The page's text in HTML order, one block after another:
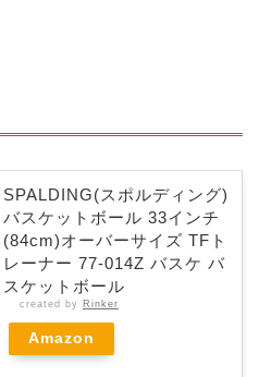
SPALDING(スポルディング)
バスケットボール 33インチ
(84cm)オーバーサイズ TFト
レーナー 77-014Z バスケ バ
スケットボール
created by Rinker
Amazon